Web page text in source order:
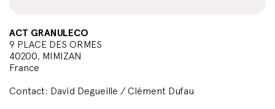
ACT GRANULECO
9 PLACE DES ORMES
40200, MIMIZAN
France
Contact: David Degueille / Clément Dufau